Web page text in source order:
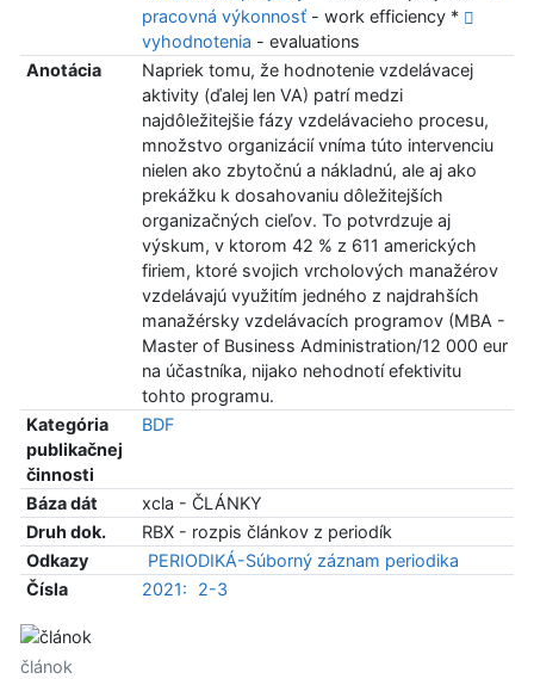
pracovná výkonnosť- work efficiency *
vyhodnotenia - evaluations
Anotácia
Napriek tomu, že hodnotenie vzdelávacej
aktivity (ďalej len VA) patrí medzi
najdôležitejšie fázy vzdelávacieho procesu,
množstvo organizácií vníma túto intervenciu
nielen ako zbytočnú a nákladnú, ale aj ako
prekážku k dosahovaniu dôležitejších
organizačných cieľov. To potvrdzuje aj
výskum, v ktorom 42 % z 611 amerických
firiem, ktoré svojich vrcholových manažérov
vzdelávajú využitím jedného z najdrahších
manažérsky vzdelávacích programov (MBA -
Master of Business Administration/12 000 eur
na účastníka, nijako nehodnotí efektivitu
tohto programu.
Kategória
publikačnej
činnosti
BDF
Báza dát
xcla - ČLÁNKY
Druh dok.
RBX - rozpis článkov z periodík
Odkazy
PERIODIKÁ-Súborný záznam periodika
Čísla
2021: 2-3
článok